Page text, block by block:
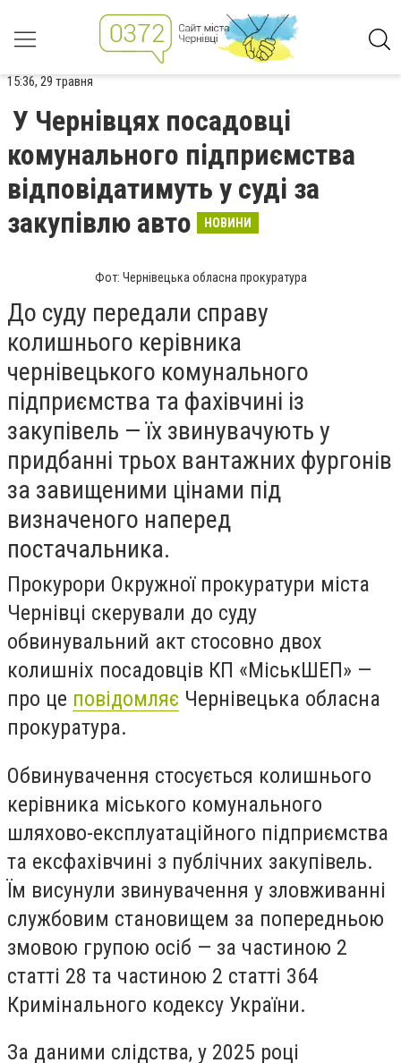
15:36, 29 травня
У Чернівцях посадовці
комунального підприємства
відповідатимуть у суді за
закупівлю авто
НОВИНИ
Фот: Чернівецька обласна прокуратура
До суду передали справу
колишнього керівника
чернівецького комунального
підприємства та фахівчині із
закупівель — їх звинувачують у
придбанні трьох вантажних фургонів
за завищеними цінами під
визначеного наперед
постачальника.
Прокурори Окружної прокуратури міста
Чернівці скерували до суду
обвинувальний акт стосовно двох
колишніх посадовців КП «МіськШЕП» —
про це повідомляє Чернівецька обласна
прокуратура.
Обвинувачення стосується колишнього
керівника міського комунального
шляхово-експлуатаційного підприємства
та ексфахівчині з публічних закупівель.
Їм висунули звинувачення у зловживанні
службовим становищем за попередньою
змовою групою осіб — за частиною 2
статті 28 та частиною 2 статті 364
Кримінального кодексу України.
За даними слідства, у 2025 році